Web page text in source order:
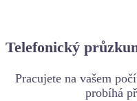
Telefonický
Pracujete na vašem
probíhá